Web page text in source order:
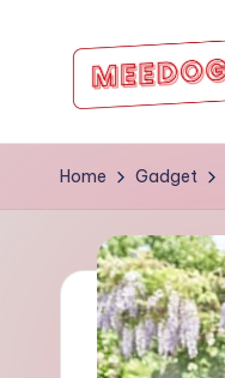
inhoud
m
e
d
Home Gadget